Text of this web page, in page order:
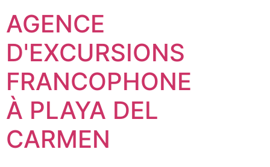
AGENCE
D'EXCURSIONS
FRANCOPHONE
À PLAYA DEL
CARMEN